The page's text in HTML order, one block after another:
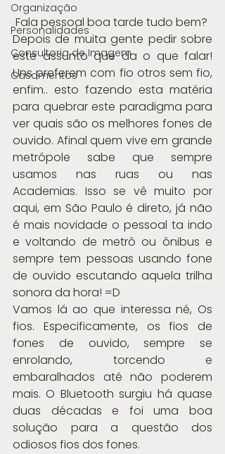
Organização
Personalidades
Consultoria de Imagem
Casamentos
Fala pessoal boa tarde tudo bem?
Depois de muita gente pedir sobre
este assunto que da o que falar!
Uns preferem com fio otros sem fio,
enfim.. esto fazendo esta matéria
para quebrar este paradigma para
ver quais são os melhores fones de
ouvido. Afinal quem vive em grande
metrópole sabe que sempre
usamos nas ruas ou nas
Academias. Isso se vê muito por
aqui, em São Paulo é direto, já não
é mais novidade o pessoal ta indo
e voltando de metrô ou ônibus e
sempre tem pessoas usando fone
de ouvido escutando aquela trilha
sonora da hora! =D
Vamos lá ao que interessa né, Os
fios. Especificamente, os fios de
fones de ouvido, sempre se
enrolando, torcendo e
embaralhados até não poderem
mais. O Bluetooth surgiu há quase
duas décadas e foi uma boa
solução para a questão dos
odiosos fios dos fones.